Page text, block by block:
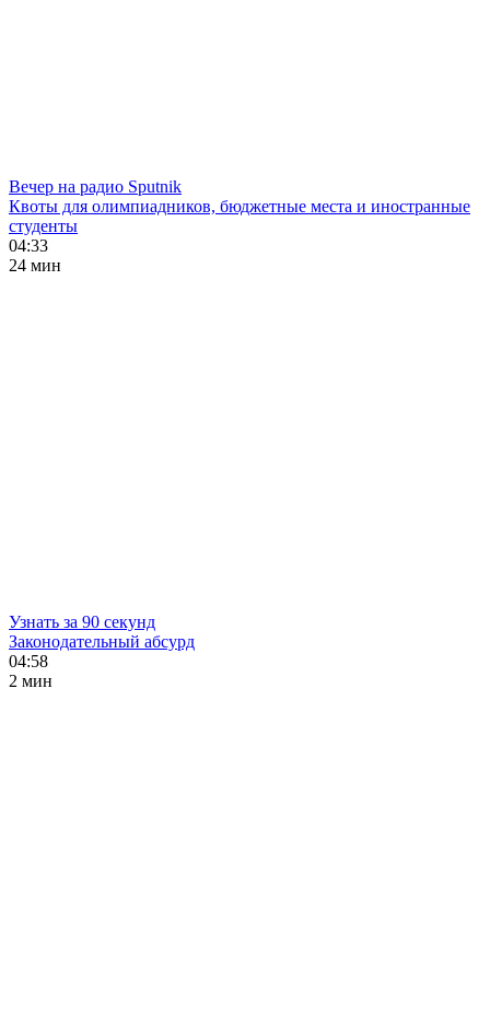
Вечер на радио Sputnik
Квоты для олимпиадников, бюджетные места и иностранные
студенты
04:33
24 мин
Узнать за 90 секунд
Законодательный абсурд
04:58
2 мин